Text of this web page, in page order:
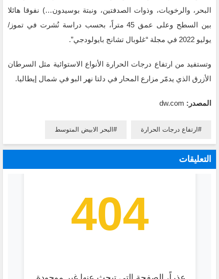
البحر، والرخويات، وذوات الصدفتين، ونبتة بوسيدون…) نفوقا هائلا
بين السطح وعلى عمق 45 متراً، بحسب دراسة نُشرت في تموز/
يوليو 2022 في مجلة “غلوبال تشانج بايولودجي”.
وتستفيد من ارتفاع درجات الحرارة الأنواع الاستوائية مثل السرطان
الأزرق الذي يدمّر مزارع المحار في دلتا نهر البو في شمال إيطاليا.
المصدر: dw.com
ارتفاع درجات الحرارة البحر الابيض المتوسط
التعليقات